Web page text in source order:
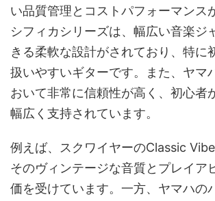
い品質管理とコストパフォーマンス
シフィカシリーズは、幅広い音楽ジ
きる柔軟な設計がされており、特に
扱いやすいギターです。また、ヤマ
おいて非常に信頼性が高く、初心者
幅広く支持されています。
例えば、スクワイヤーのClassic Vibe
そのヴィンテージな音質とプレイア
価を受けています。一方、ヤマハの